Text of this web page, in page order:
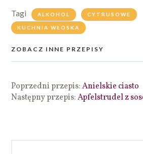
Tagi ALKOHOL CYTRUSOWE
KUCHNIA WŁOSKA
ZOBACZ INNE PRZEPISY
Poprzedni przepis:Anielskie ciasto
Następny przepis:Apfelstrudel z